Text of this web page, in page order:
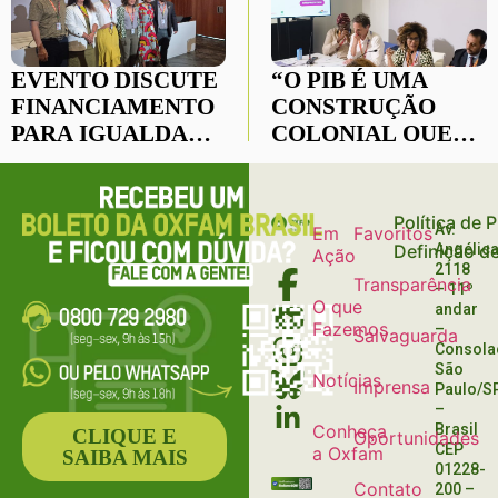
EVENTO DISCUTE
FINANCIAMENTO
PARA IGUALDADE
ÉTNICO-RACIAL E
ODS 18 EM
SEVILHA
“O PIB É UMA
CONSTRUÇÃO
COLONIAL QUE
NORMALIZA A
SUL GLOBAL”,
DENUNCIA
VIVIANA
SANTIAGO
Em
Ação
O que
Fazemos
Notícias
Conheça
a Oxfam
Favoritos
Transparência
Salvaguarda
Imprensa
Oportunidades
Contato
Política de
Definição
Av.
2118
– 11º
andar
–
São
Paulo/
–
Brasil
CEP
01228-
200 –
CLIQUE E
SAIBA MAIS